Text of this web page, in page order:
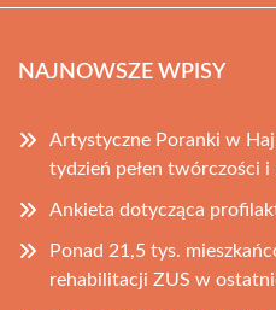
NAJNOWSZE WPISY
Artystyczne Poranki w
tydzień pełen twórczości i
Ankieta dotycząca
Ponad 21,5 tys.
rehabilitacji ZUS w